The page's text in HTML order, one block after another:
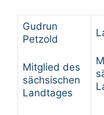
Gudrun
Petzold
Mitglied des
sächsischen
Landtages